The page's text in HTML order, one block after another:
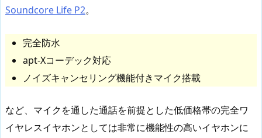
Soundcore Life P2。
完全防水
apt-Xコーデック対応
ノイズキャンセリング機能付きマイク搭載
など、マイクを通した通話を前提とした低価格帯の完全ワ
イヤレスイヤホンとしては非常に機能性の高いイヤホンに